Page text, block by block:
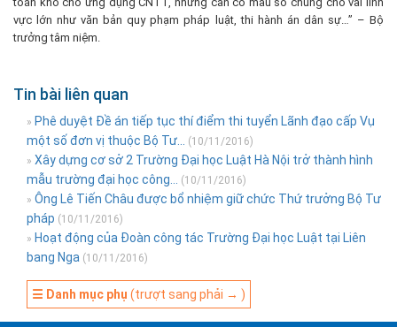
vực lớn như văn bản quy phạm pháp luật, thi hành án dân sự…” – Bộ
trưởng tâm niệm.
Tin bài liên quan
» Phê duyệt Đề án tiếp tục thí điểm thi tuyển Lãnh đạo cấp Vụ
một số đơn vị thuộc Bộ Tư...
(10/11/2016)
» Xây dựng cơ sở 2 Trường Đại học Luật Hà Nội trở thành hình
mẫu trường đại học công...
(10/11/2016)
» Ông Lê Tiến Châu được bổ nhiệm giữ chức Thứ trưởng Bộ Tư
pháp (10/11/2016)
» Hoạt động của Đoàn công tác Trường Đại học Luật tại Liên
bang Nga (10/11/2016)
☰ Danh mục phụ (trượt sang phải → )